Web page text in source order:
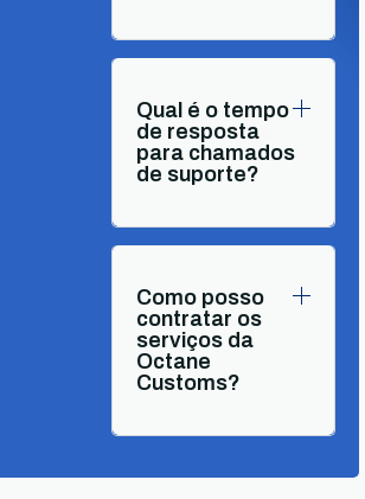
Qual é o tempo
de resposta
para chamados
de suporte?
Como posso
contratar os
serviços da
Octane
Customs?